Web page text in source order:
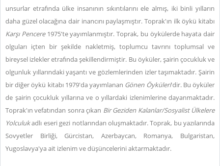
unsurlar etrafında ülke insanının sıkıntılarını ele almış, iki binli yılların
daha güzel olacağına dair inancını paylaşmıştır. Toprak'ın ilk öykü kitabı
Karşı Pencere1975'te yayımlanmıştır. Toprak, bu öykülerde hayata dair
olguları içten bir şekilde nakletmiş, toplumcu tavrını toplumsal ve
bireysel izlekler etrafında şekillendirmiştir. Bu öyküler, şairin çocukluk ve
olgunluk yıllarındaki yaşantı ve gözlemlerinden izler taşımaktadır. Şairin
bir diğer öykü kitabı 1979'da yayımlanan Gönen Öyküleri'dir. Bu öyküler
de şairin çocukluk yıllarına ve o yıllardaki izlenimlerine dayanmaktadır.
Toprak'ın vefatından sonra çıkan Bir Geziden Kalanlar/Sosyalist Ülkelere
Yolculukadlı eseri gezi notlarından oluşmaktadır. Toprak, bu yazılarında
Sovyetler Birliği, Gürcistan, Azerbaycan, Romanya, Bulgaristan,
Yugoslavya'ya ait izlenim ve düşüncelerini aktarmaktadır.